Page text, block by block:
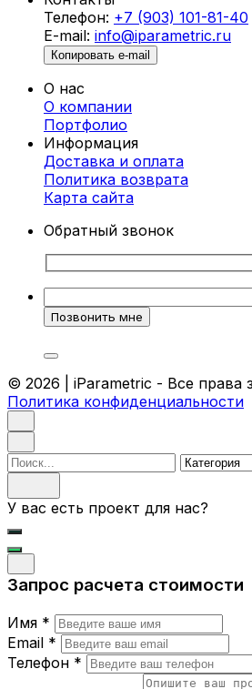
Телефон: +7 (903) 101-81-40
E-mail: info@iparametric.ru
Копировать e-mail
О нас
О компании
Портфолио
Информация
Доставка и оплата
Политика возврата
Карта cайта
Обратный звонок
© 2026 | iParametric - Все права
Политика конфиденциальности
Поиск
У вас есть проект для нас?
Запрос расчета стоимости
Имя *
Email *
Телефон *